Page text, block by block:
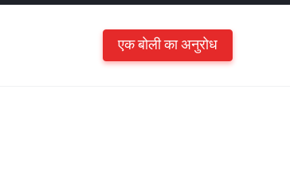
एक बोली का अनुरोध